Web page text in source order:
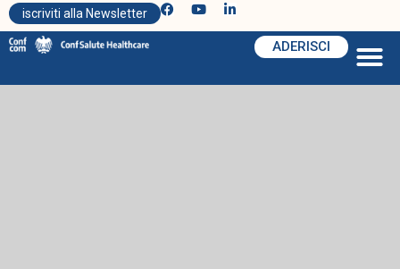
iscriviti alla Newsletter
ADERISCI